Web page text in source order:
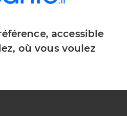
accessible
où vous voulez